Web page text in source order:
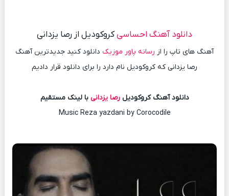
دانلود آهنگ احساسیکروکودیل از رصا یزدانی
آهنگ های تاپ را از رسانه پاور موزیک دانلود کنید جدیدترین آهنگ
رصا یزدانی که کروکودیل نام دارد را برای دانلود قرار دادیم
دانلود آهنگ کروکودیلرصا یزدانی با لینک مستقیم
Music Reza yazdani by Corocodile